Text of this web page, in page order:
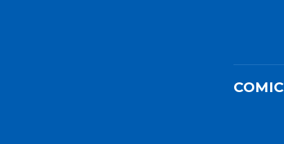
COMIC